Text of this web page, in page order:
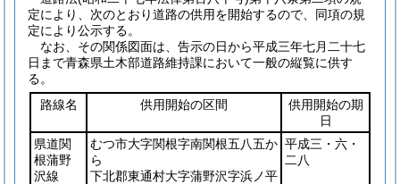
定により、次のとおり道路の供用を開始するので、同項の規
定により公示する。
なお、その関係図面は、告示の日から平成三年七月二十七
日まで青森県土木部道路維持課において一般の縦覧に供す
る。
路線名
供用開始の区間
供用開始の期
日
県道関
根蒲野
沢線
むつ市大字関根字南関根五八五か
ら
下北郡東通村大字蒲野沢字浜ノ平
平成三・六・
二八